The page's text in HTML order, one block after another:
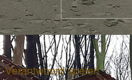
Verantwoord spelen